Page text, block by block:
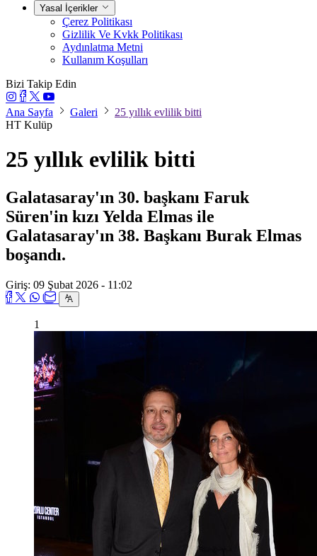
Yasal İçerikler
Çerez Politikası
Gizlilik Ve Kvkk Politikası
Aydınlatma Metni
Kullanım Koşulları
Bizi Takip Edin
Ana Sayfa Galeri
25 yıllık evlilik bitti
HT Kulüp
25 yıllık evlilik bitti
Galatasaray'ın 30. başkanı Faruk
Süren'in kızı Yelda Elmas ile
Galatasaray'ın 38. Başkanı Burak Elmas
boşandı.
Giriş: 09 Şubat 2026 - 11:02
1